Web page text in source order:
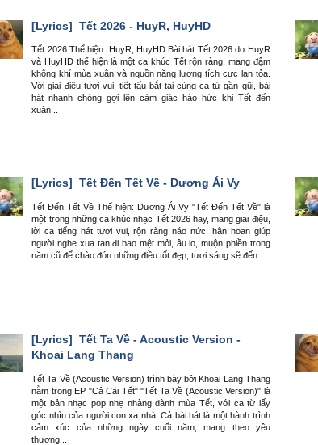
[Lyrics] Tết 2026 - HuyR, HuyHD
Tết 2026 Thể hiện: HuyR, HuyHD Bài hát Tết 2026 do HuyR
và HuyHD thể hiện là một ca khúc Tết rộn ràng, mang đậm
không khí mùa xuân và nguồn năng lượng tích cực lan tỏa.
Với giai điệu tươi vui, tiết tấu bắt tai cùng ca từ gần gũi, bài
hát nhanh chóng gợi lên cảm giác háo hức khi Tết đến
xuân...
[Lyrics] Tết Đến Tết Về - Dương Ái Vy
Tết Đến Tết Về Thể hiện: Dương Ái Vy "Tết Đến Tết Về" là
một trong những ca khúc nhạc Tết 2026 hay, mang giai điệu,
lời ca tiếng hát tươi vui, rộn ràng náo nức, hân hoan giúp
người nghe xua tan đi bao mệt mỏi, âu lo, muộn phiền trong
năm cũ để chào đón những điều tốt đẹp, tươi sáng sẽ đến...
[Lyrics] Tết Ta Về - Acoustic Version -
Khoai Lang Thang
Tết Ta Về (Acoustic Version) trình bày bởi Khoai Lang Thang
nằm trong EP "Cả Cái Tết" "Tết Ta Về (Acoustic Version)" là
một bản nhạc pop nhẹ nhàng dành mùa Tết, với ca từ lấy
góc nhìn của người con xa nhà. Cả bài hát là một hành trình
cảm xúc của những ngày cuối năm, mang theo yêu
thương...